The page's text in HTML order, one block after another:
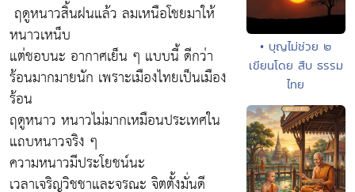
ฤดูหนาวสิ้นฝนแล้ว ลมเหนือโชยมาให้
หนาวเหน็บ
แต่ชอบนะ อากาศเย็น ๆ แบบนี้ ดีกว่า
ร้อนมากมายนัก เพราะเมืองไทยเป็นเมือง
ร้อน
ฤดูหนาว หนาวไม่มากเหมือนประเทศใน
แถบหนาวจริง ๆ
ความหนาวมีประโยชน์นะ
เวลาเจริญวิชชาและจรณะ จิตตั้งมั่นดี
• บุญไม่ช่วย ๒
เขียนโดย สืบ ธรรม
ไทย